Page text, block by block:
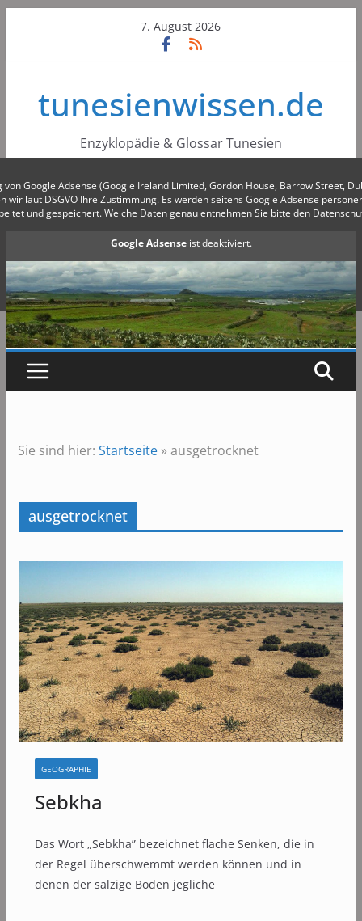
7. August 2026
tunesienwissen.de
Enzyklopädie & Glossar Tunesien
von Google Adsense (Google Ireland Limited, Gordon House, Barrow Street,
wir laut DSGVO Ihre Zustimmung. Es werden seitens Google Adsense
und gespeichert. Welche Daten genau entnehmen Sie bitte den
Google Adsenseist deaktiviert.
✓ Erlauben Datenschutzbedingungen
Sie sind hier: Startseite»ausgetrocknet
ausgetrocknet
GEOGRAPHIE
Sebkha
Das Wort „Sebkha” bezeichnet flache Senken, die in
der Regel überschwemmt werden können und in
denen der salzige Boden jegliche